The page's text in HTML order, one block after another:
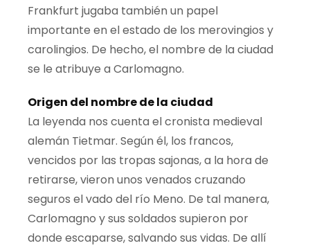
Frankfurt jugaba también un papel
importante en el estado de los merovingios y
carolingios. De hecho, el nombre de la ciudad
se le atribuye a Carlomagno.
Origen del nombre de la ciudad
La leyenda nos cuenta elcronista medieval
alemán Tietmar. Según él, los francos,
vencidos por las tropas sajonas, a la hora de
retirarse, vieron unos venados cruzando
seguros el vado del río Meno. De tal manera,
Carlomagno y sus soldados supieron por
donde escaparse, salvando sus vidas. De allí